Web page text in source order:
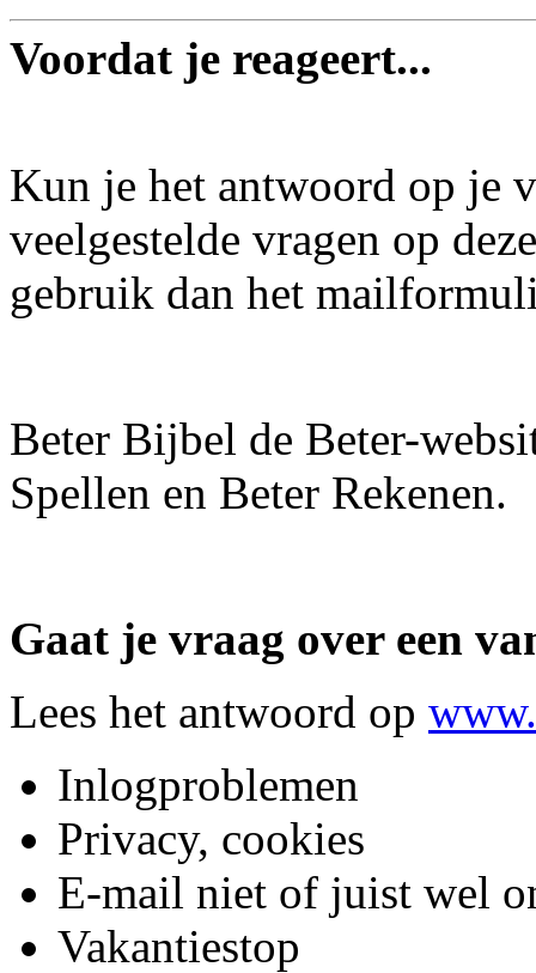
Voordat je reageert...
Kun je het antwoord op je
veelgestelde vragen op
gebruik dan het
Beter Bijbel de Beter-
Spellen en Beter Rekenen.
Gaat je vraag over een
Lees het antwoord op
Inlogproblemen
Privacy, cookies
E-mail niet of juist wel
Vakantiestop